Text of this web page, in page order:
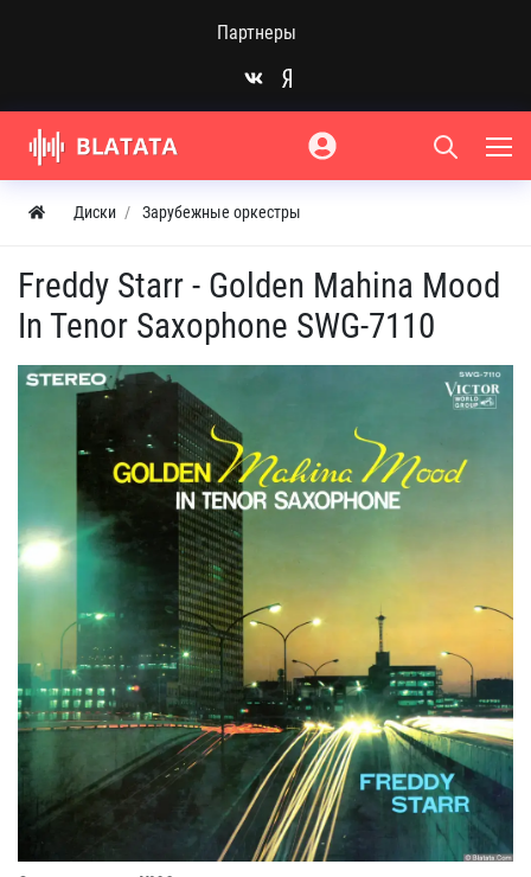
Партнеры
Диски Зарубежные оркестры
Freddy Starr - Golden Mahina Mood
In Tenor Saxophone SWG-7110